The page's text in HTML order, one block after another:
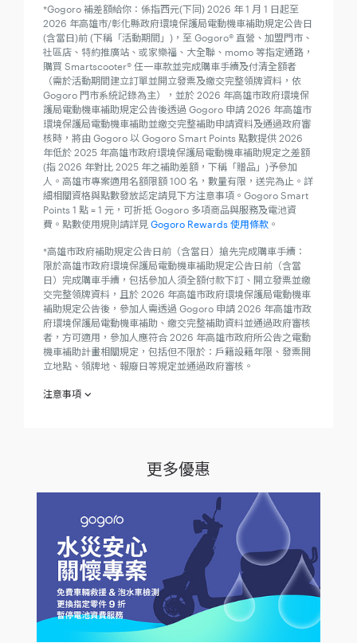
*Gogoro 補差額給你：係指西元(下同) 2026 年 1 月 1 日起至
2026 年高雄市/彰化縣政府環境保護局電動機車補助規定公告日
(含當日)前 (下稱「活動期間」)，至 Gogoro® 直營、加盟門市、
社區店、特約推廣站、或家樂福、大全聯、momo 等指定通路，
購買 Smartscooter® 任一車款並完成購車手續及付清全額者
（需於活動期間建立訂單並開立發票及繳交完整領牌資料，依
Gogoro 門市系統記錄為主），並於 2026 年高雄市政府環境保
護局電動機車補助規定公告後透過 Gogoro 申請 2026 年高雄市
環境保護局電動機車補助並繳交完整補助申請資料及通過政府審
核時，將由 Gogoro 以 Gogoro Smart Points 點數提供 2026
年低於 2025 年高雄市政府環境保護局電動機車補助規定之差額
(指 2026 年對比 2025 年之補助差額，下稱「贈品」)予參加
人。高雄市專案適用名額限額 100 名，數量有限，送完為止。詳
細相關資格與點數發放認定請見下方注意事項。Gogoro Smart
Points 1 點 = 1 元，可折抵 Gogoro 多項商品與服務及電池資
費。點數使用規則請詳見Gogoro Rewards 使用條款 。
*高雄市政府補助規定公告日前（含當日）搶先完成購車手續：
限於高雄市政府環境保護局電動機車補助規定公告日前（含當
日）完成購車手續，包括參加人須全額付款下訂、開立發票並繳
交完整領牌資料，且於 2026 年高雄市政府環境保護局電動機車
補助規定公告後，參加人需透過 Gogoro 申請 2026 年高雄市政
府環境保護局電動機車補助、繳交完整補助資料並通過政府審核
者，方可適用，參加人應符合 2026 年高雄市政府所公告之電動
機車補助計畫相關規定，包括但不限於：戶籍設籍年限、發票開
立地點、領牌地、報廢日等規定並通過政府審核。
注意事項
之參加人（下稱「參加人」）於參加之同時，即視為同意接受本
注意事項之規範；如不同意本注意事項之全部或一部份，請勿參
參加人於西元（下同） 2025 年 12 月 29 日至 2026 年 3 月 2 日
止（下稱「活動期間」），至 Gogoro® 直營、加盟門市、社區
店、特約推廣站、或家樂福、大全聯、momo 等指定通路，購買
Gogoro SuperSport 系列 及 Gogoro Premium 系列
Smartscooter® 智慧電動機車並付清全額者（需於活動期間建立
訂單並開立發票，依 Gogoro 門市系統記錄為主），即可獲得
「智慧擴充服務」（下稱「贈品」）。指定車款數量有限，售完
為止。
更多優惠